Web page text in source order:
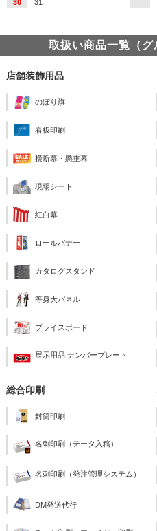
30
31
取扱い商品一覧（グ
店舗装飾用品
のぼり旗
看板印刷
横断幕・懸垂幕
現場シート
紅白幕
ロールバナー
カタログスタンド
等身大パネル
プライスボード
展示用品 ナンバープレート
総合印刷
封筒印刷
名刺印刷（データ入稿）
名刺印刷（発注管理システム）
DM発送代行